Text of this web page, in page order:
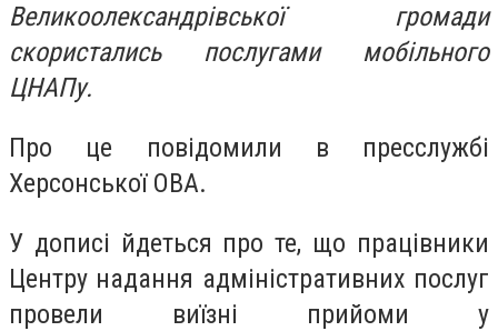
Великоолександрівської громади
скористались послугами мобільного
ЦНАПу.
Про це повідомили в пресслужбі
Херсонської ОВА.
У дописі йдеться про те, що працівники
Центру надання адміністративних послуг
провели виїзні прийоми у